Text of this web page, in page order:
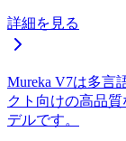
詳細を見る
Mureka V7は多言
クト向けの高品
デルです。